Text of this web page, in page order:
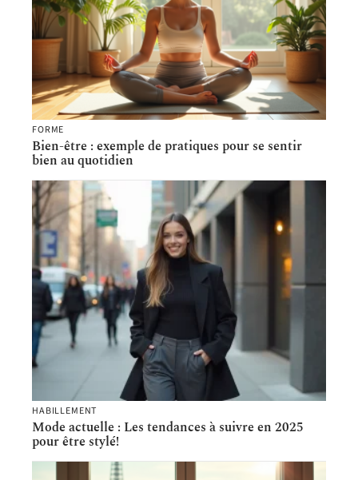
FORME
Bien-être : exemple de pratiques pour se sentir
bien au quotidien
HABILLEMENT
Mode actuelle : Les tendances à suivre en 2025
pour être stylé!